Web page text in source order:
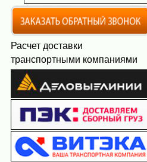
Расчет доставки
транспортными компаниями